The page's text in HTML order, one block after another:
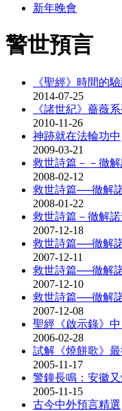
新年晚會
警世預言
《聖經》時間的
2014-07-25
《諸世紀》薔薇
2010-11-26
神跡就在法輪功中
2009-03-21
救世詩篇－－徹
2008-02-12
救世詩篇──徹解
2008-01-22
救世詩篇－徹解
2007-12-18
救世詩篇──徹解
2007-12-11
救世詩篇──徹解
2007-12-10
救世詩篇──徹解
2007-12-08
聖經《啟示錄》
2006-02-28
試解《燒餅歌》
2005-11-17
警鐘長鳴：安徽
2005-11-15
古今中外預言精選